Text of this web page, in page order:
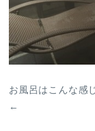
お風呂はこんな感
←